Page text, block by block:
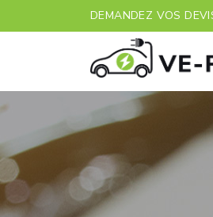
DEMANDEZ VOS